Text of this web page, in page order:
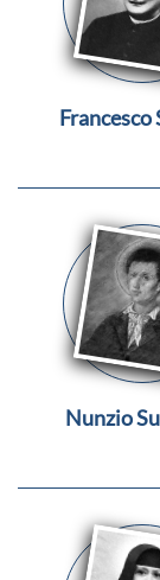
Francesco
Nunzio